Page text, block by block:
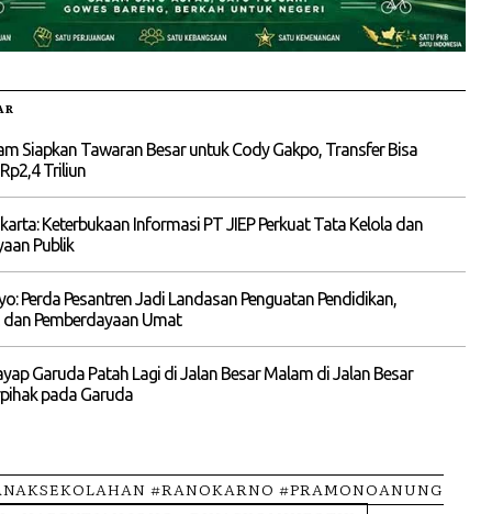
Siapkan Tawaran Besar untuk Cody Gakpo, Transfer Bisa
Triliun
Keterbukaan Informasi PT JIEP Perkuat Tata Kelola dan
Publik
Perda Pesantren Jadi Landasan Penguatan Pendidikan,
dan Pemberdayaan Umat
Garuda Patah Lagi di Jalan Besar Malam di Jalan Besar
pada Garuda
#RANOKARNO #PRAMONOANUNG